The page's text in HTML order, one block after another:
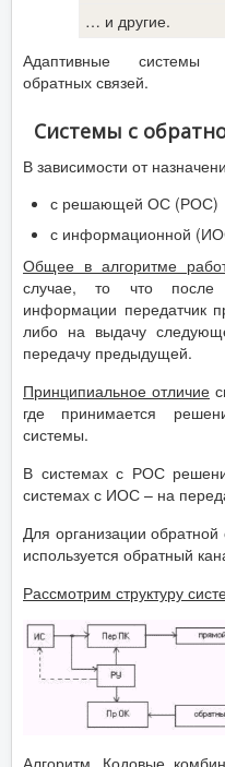
… и другие.
Адаптивные системы
обратных связей.
Системы с
В зависимости от
с решающей ОС (РОС)
с информационной
Общее в алгоритме
случае, то что после
информации передатчик
либо на выдачу
передачу предыдущей.
Принципиальное отличие
где принимается
системы.
В системах с РОС
системах с ИОС – на
Для организации обратной
используется обратный
Рассмотрим структуру